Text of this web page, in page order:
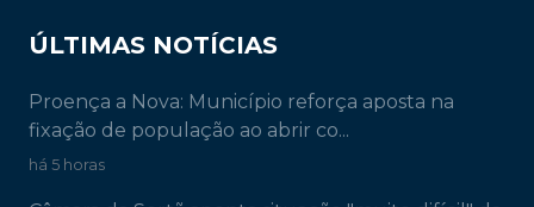
ÚLTIMAS NOTÍCIAS
Proença a Nova: Município reforça aposta na
fixação de população ao abrir co...
há 5 horas